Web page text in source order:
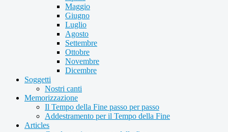
Maggio
Giugno
Luglio
Agosto
Settembre
Ottobre
Novembre
Dicembre
Soggetti
Nostri canti
Memorizzazione
Il Tempo della Fine passo per passo
Addestramento per il Tempo della Fine
Articles